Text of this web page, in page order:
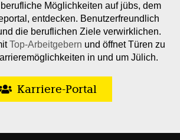
Möglichkeiten auf jübs, dem
entdecken. Benutzerfreundlich
die beruflichen Ziele verwirklichen.
Top-Arbeitgebern und öffnet Türen zu
in und um Jülich.
Karriere-Portal